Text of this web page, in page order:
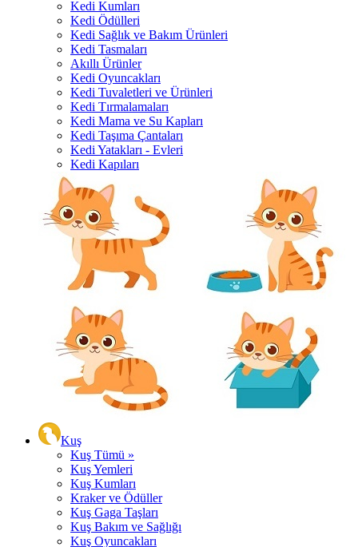
Kedi Kumları
Kedi Ödülleri
Kedi Sağlık ve Bakım Ürünleri
Kedi Tasmaları
Akıllı Ürünler
Kedi Oyuncakları
Kedi Tuvaletleri ve Ürünleri
Kedi Tırmalamaları
Kedi Mama ve Su Kapları
Kedi Taşıma Çantaları
Kedi Yatakları - Evleri
Kedi Kapıları
Kuş
Kuş Tümü »
Kuş Yemleri
Kuş Kumları
Kraker ve Ödüller
Kuş Gaga Taşları
Kuş Bakım ve Sağlığı
Kuş Oyuncakları